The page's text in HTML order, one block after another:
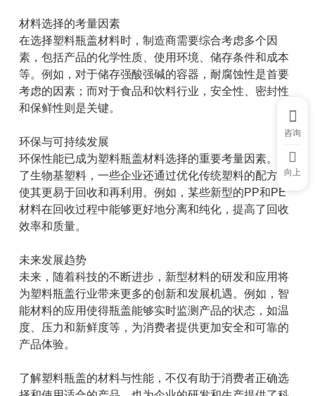
材料选择的考量因素
在选择塑料瓶盖材料时，制造商需要综合考虑多个因
素，包括产品的化学性质、使用环境、储存条件和成本
等。例如，对于储存强酸强碱的容器，耐腐蚀性是首要
考虑的因素；而对于食品和饮料行业，安全性、密封性
和保鲜性则是关键。
环保与可持续发展
环保性能已成为塑料瓶盖材料选择的重要考量因素。除
了生物基塑料，一些企业还通过优化传统塑料的配方，
使其更易于回收和再利用。例如，某些新型的PP和PE
材料在回收过程中能够更好地分离和纯化，提高了回收
效率和质量。
未来发展趋势
未来，随着科技的不断进步，新型材料的研发和应用将
为塑料瓶盖行业带来更多的创新和发展机遇。例如，智
能材料的应用使得瓶盖能够实时监测产品的状态，如温
度、压力和新鲜度等，为消费者提供更加安全和可靠的
产品体验。
了解塑料瓶盖的材料与性能，不仅有助于消费者正确选
咨询
向上